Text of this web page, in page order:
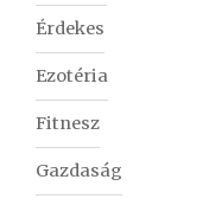
Érdekes
Ezotéria
Fitnesz
Gazdaság